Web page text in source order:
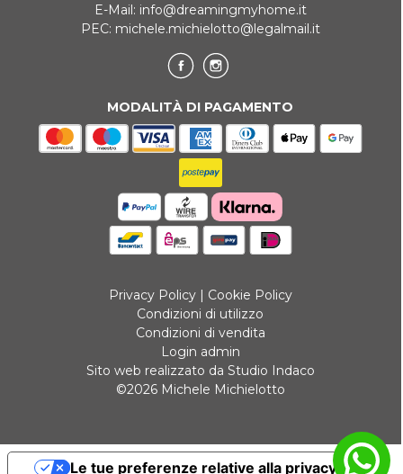
E-Mail: info@dreamingmyhome.it
PEC: michele.michielotto@legalmail.it
MODALITÀ DI PAGAMENTO
Privacy Policy| Cookie Policy
Condizioni di utilizzo
Condizioni di vendita
Login admin
Sito web realizzato da Studio Indaco
©2026 Michele Michielotto
Le tue preferenze relative alla privacy